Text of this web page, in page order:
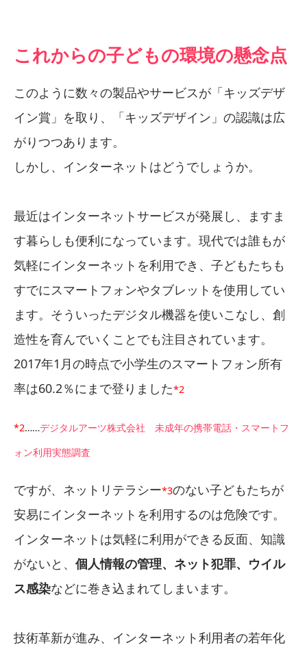
これからの子どもの環境の懸念点
このように数々の製品やサービスが「キッズデザ
イン賞」を取り、「キッズデザイン」の認識は広
がりつつあります。
しかし、インターネットはどうでしょうか。
最近はインターネットサービスが発展し、ますま
す暮らしも便利になっています。現代では誰もが
気軽にインターネットを利用でき、子どもたちも
すでにスマートフォンやタブレットを使用してい
ます。そういったデジタル機器を使いこなし、創
造性を育んでいくことでも注目されています。
2017年1月の時点で小学生のスマートフォン所有
率は60.2％にまで登りました*2
*2……デジタルアーツ株式会社 未成年の携帯電話・スマートフ
ォン利用実態調査
ですが、ネットリテラシー*3のない子どもたちが
安易にインターネットを利用するのは危険です。
インターネットは気軽に利用ができる反面、知識
がないと、 個人情報の管理、ネット犯罪、ウイル
ス感染などに巻き込まれてしまいます。
技術革新が進み、インターネット利用者の若年化